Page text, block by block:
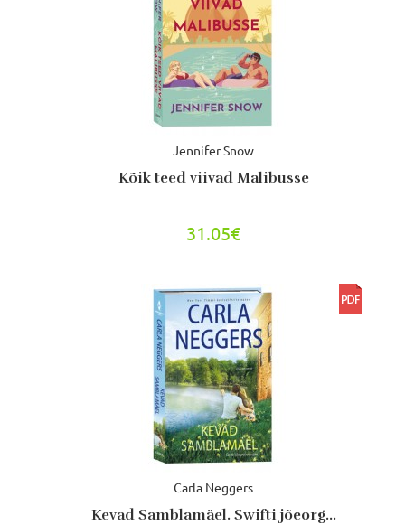
Jennifer Snow
Kõik teed viivad Malibusse
31.05€
Carla Neggers
Kevad Samblamäel. Swifti jõeorg...